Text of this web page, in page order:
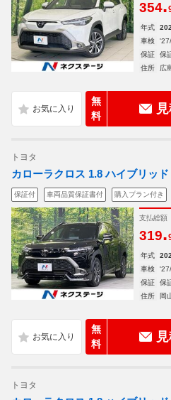
354.
年式
車検
保証
保
住所
広
無
料
トヨタ
カローラクロス 1.8 ハイブリッ
保証付 車両品質保証書付 購入プラン付き
支払総額
319.
年式
車検
保証
保
住所
岡
無
料
トヨタ